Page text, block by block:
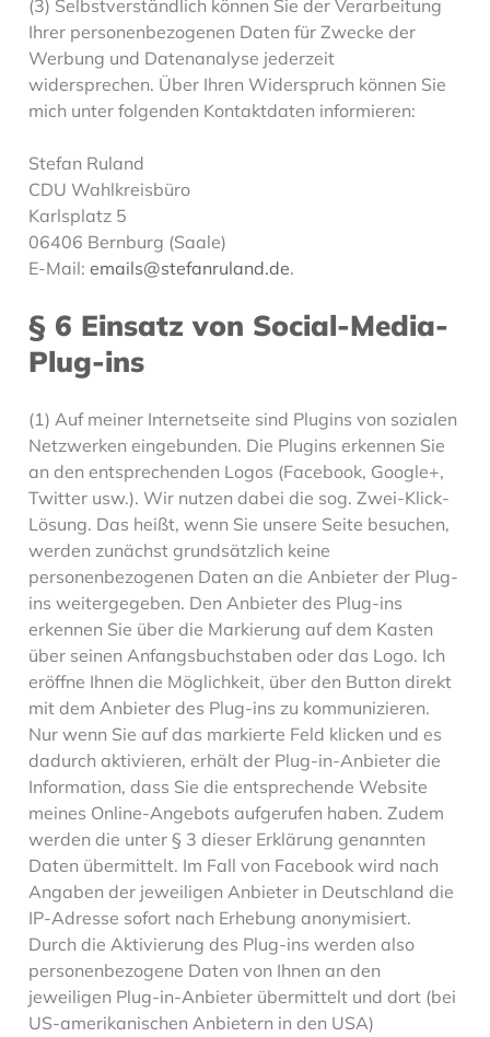
(3) Selbstverständlich können Sie der Verarbeitung
Ihrer personenbezogenen Daten für Zwecke der
Werbung und Datenanalyse jederzeit
widersprechen. Über Ihren Widerspruch können Sie
mich unter folgenden Kontaktdaten informieren:
Stefan Ruland
CDU Wahlkreisbüro
Karlsplatz 5
06406 Bernburg (Saale)
E-Mail:emails@stefanruland.de.
§ 6 Einsatz von Social-Media-
Plug-ins
(1) Auf meiner Internetseite sind Plugins von sozialen
Netzwerken eingebunden. Die Plugins erkennen Sie
an den entsprechenden Logos (Facebook, Google+,
Twitter usw.). Wir nutzen dabei die sog. Zwei-Klick-
Lösung. Das heißt, wenn Sie unsere Seite besuchen,
werden zunächst grundsätzlich keine
personenbezogenen Daten an die Anbieter der Plug-
ins weitergegeben. Den Anbieter des Plug-ins
erkennen Sie über die Markierung auf dem Kasten
über seinen Anfangsbuchstaben oder das Logo. Ich
eröffne Ihnen die Möglichkeit, über den Button direkt
mit dem Anbieter des Plug-ins zu kommunizieren.
Nur wenn Sie auf das markierte Feld klicken und es
dadurch aktivieren, erhält der Plug-in-Anbieter die
Information, dass Sie die entsprechende Website
meines Online-Angebots aufgerufen haben. Zudem
werden die unter § 3 dieser Erklärung genannten
Daten übermittelt. Im Fall von Facebook wird nach
Angaben der jeweiligen Anbieter in Deutschland die
IP-Adresse sofort nach Erhebung anonymisiert.
Durch die Aktivierung des Plug-ins werden also
personenbezogene Daten von Ihnen an den
jeweiligen Plug-in-Anbieter übermittelt und dort (bei
US-amerikanischen Anbietern in den USA)